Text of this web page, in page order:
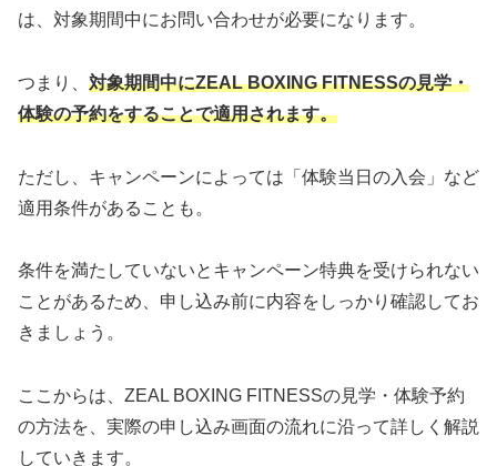
は、対象期間中にお問い合わせが必要になります。
つまり、 対象期間中にZEAL BOXING FITNESSの見学・
体験の予約をすることで適用されます。
ただし、キャンペーンによっては「体験当日の入会」など
適用条件があることも。
条件を満たしていないとキャンペーン特典を受けられない
ことがあるため、申し込み前に内容をしっかり確認してお
きましょう。
ここからは、ZEAL BOXING FITNESSの見学・体験予約
の方法を、実際の申し込み画面の流れに沿って詳しく解説
していきます。